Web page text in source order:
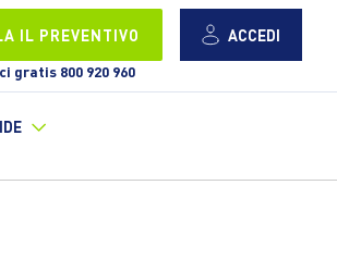
IL PREVENTIVO
gratis 800 920 960
ACCEDI